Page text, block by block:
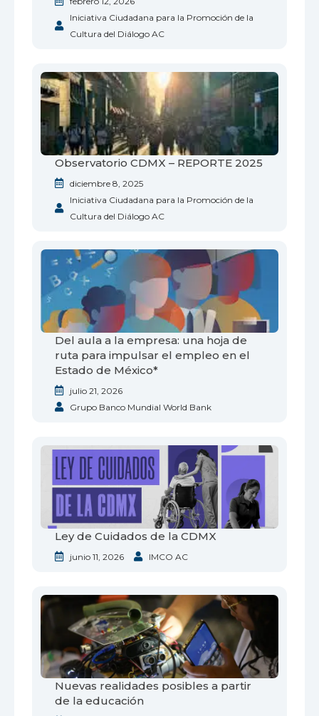
Iniciativa Ciudadana para la Promoción de la
Cultura del Diálogo AC
Observatorio CDMX – REPORTE 2025
diciembre 8, 2025
Iniciativa Ciudadana para la Promoción de la
Cultura del Diálogo AC
Del aula a la empresa: una hoja de
ruta para impulsar el empleo en el
Estado de México*
julio 21, 2026
Grupo Banco Mundial World Bank
Ley de Cuidados de la CDMX
junio 11, 2026 IMCO AC
Nuevas realidades posibles a partir
de la educación